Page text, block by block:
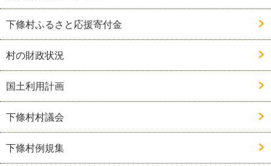
下條村ふるさと応援寄付金
村の財政状況
国土利用計画
下條村村議会
下條村例規集